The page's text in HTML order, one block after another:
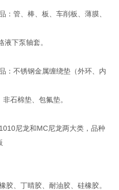
管、棒、板、车削板、薄膜、
下泵轴套。
不锈钢金属缠绕垫（外环、内
石棉垫、包氟垫。
尼龙和MC尼龙两大类，品种
、丁晴胶、耐油胶、硅橡胶。